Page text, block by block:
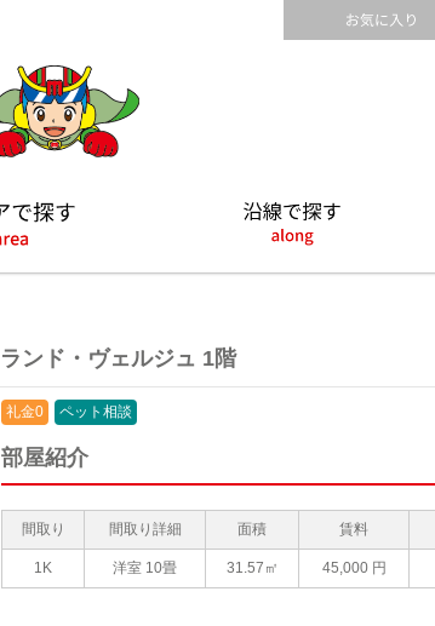
ランド・ヴェルジュ 1階
礼金0 ペット相談
部屋紹介
間取り 間取り詳細 面積 賃料
1K 洋室 10畳 31.57㎡ 45,000 円